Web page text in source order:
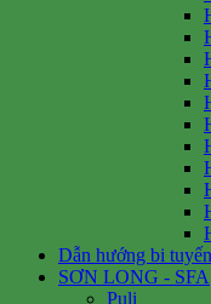
Dẫn hướng bi
SƠN LONG - SFA
Puli